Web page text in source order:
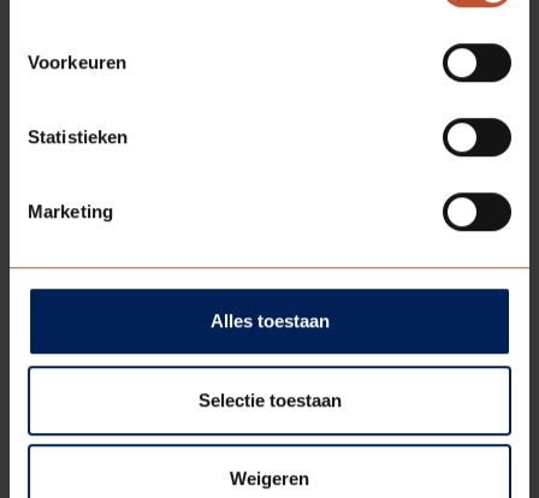
Voorkeuren
Statistieken
Marketing
Alles toestaan
Selectie toestaan
Weigeren